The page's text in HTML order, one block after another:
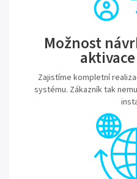
Možnost
Zajistíme kompletní
systému. Zákazník tak